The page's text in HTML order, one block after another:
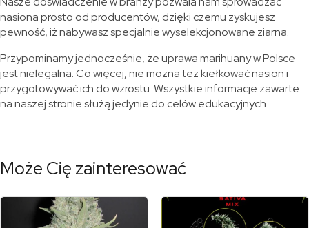
nasiona prosto od producentów, dzięki czemu zyskujesz
pewność, iż nabywasz specjalnie wyselekcjonowane ziarna.
Przypominamy jednocześnie, że uprawa marihuany w Polsce
jest nielegalna. Co więcej, nie można też kiełkować nasion i
przygotowywać ich do wzrostu. Wszystkie informacje zawarte
na naszej stronie służą jedynie do celów edukacyjnych.
Może Cię zainteresować